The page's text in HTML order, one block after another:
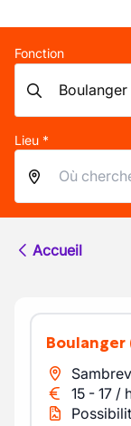
Fonction
Lieu *
Accueil
Boulanger
15 - 17 /